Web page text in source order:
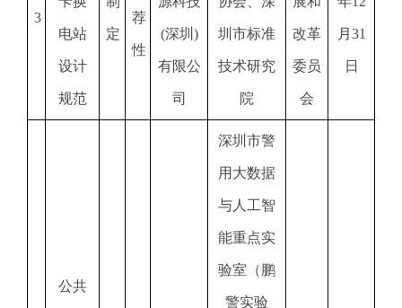
3
电站
设计
规范
定
荐
性
(深圳)
有限公
司
圳市标准
技术研究
院
改革
委员
会
月31
日
公共
深圳市警
用大数据
与人工智
能重点实
验室（鹏
警实验